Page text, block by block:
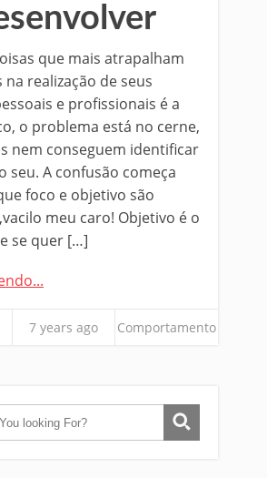
que mais atrapalham
na realização de seus
e profissionais é a
o problema está no cerne,
nem conseguem identificar
seu. A confusão começa
foco e objetivo são
meu caro! Objetivo é o
se quer […]
7 years ago Comportamento